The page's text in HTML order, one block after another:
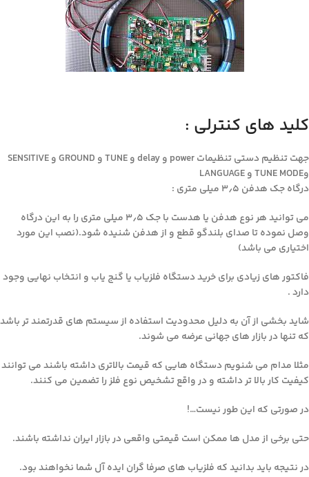
کلید های کنترلی :
جهت تنظیم دستی تنظیمات power و delay و TUNE و GROUND و SENSITIVE
وTUNE MODE و LANGUAGE
درگاه جک هدفن ۳٫۵ میلی متری :
می توانید هر نوع هدفن یا هدست با جک ۳٫۵ میلی متری را به این درگاه
وصل نموده تا صدای بلندگو قطع و از هدفن شنیده شود.(نصب این مورد
اختیاری می باشد)
فاکتور های زیادی برای خرید دستگاه فلزیاب یا گنج یاب و انتخاب نهایی وجود
دارد .
شاید بخشی از آن به دلیل محدودیت استفاده از سیستم های قدرتمند تر باشد
که تنها در بازار های جهانی عرضه می شوند.
مثلا مدام می شنویم دستگاه هایی که قیمت بالاتری داشته باشند می توانند
کیفیت کار بالا تر داشته و در واقع تشخیص نوع فلز را تضمین می کنند.
در صورتی که این طور نیست…!
حتی برخی از مدل ها ممکن است قیمتی واقعی در بازار ایران نداشته باشند.
در نتیجه باید بدانید که فلزیاب های صرفا گران ایده آل شما نخواهند بود.